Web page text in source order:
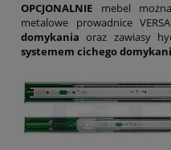
OPCJONALNIE mebel
metalowe prowadnice
domykania oraz zawiasy
systemem cichego